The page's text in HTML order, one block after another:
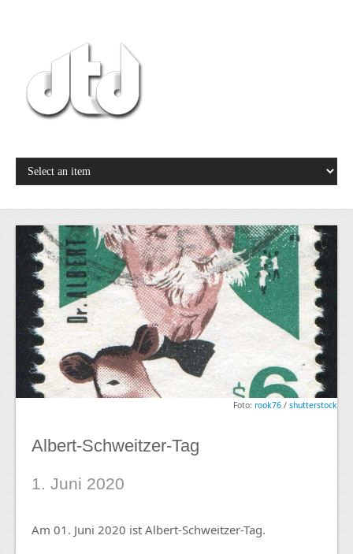
Foto: rook76 / shutterstock
Albert-Schweitzer-Tag
1. Juni 2020
Am 01. Juni 2020 ist Albert-Schweitzer-Tag.